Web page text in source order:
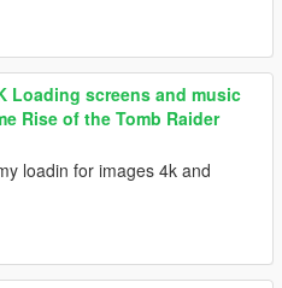
Loading screens and music
Rise of the Tomb Raider
loadin for images 4k and